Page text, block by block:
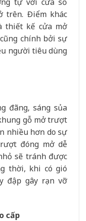
trên. Điểm khác
thiết kế cửa mở
chính bởi sự
người tiêu dùng
đãng, sáng sủa
gỗ mở trượt
nhiều hơn do sự
đóng mở dễ
sẽ tránh được
thời, khi có gió
đập gây rạn vỡ
cấp